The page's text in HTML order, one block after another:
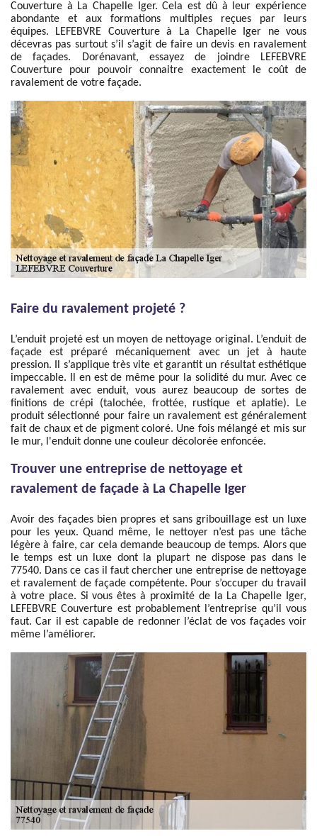
Couverture à La Chapelle Iger. Cela est dû à leur expérience
abondante et aux formations multiples reçues par leurs
équipes. LEFEBVRE Couverture à La Chapelle Iger ne vous
décevras pas surtout s’il s’agit de faire un devis en ravalement
de façades. Dorénavant, essayez de joindre LEFEBVRE
Couverture pour pouvoir connaitre exactement le coût de
ravalement de votre façade.
Faire du ravalement projeté ?
L’enduit projeté est un moyen de nettoyage original. L’enduit de
façade est préparé mécaniquement avec un jet à haute
pression. Il s’applique très vite et garantit un résultat esthétique
impeccable. Il en est de même pour la solidité du mur. Avec ce
ravalement avec enduit, vous aurez beaucoup de sortes de
finitions de crépi (talochée, frottée, rustique et aplatie). Le
produit sélectionné pour faire un ravalement est généralement
fait de chaux et de pigment coloré. Une fois mélangé et mis sur
le mur, l'enduit donne une couleur décolorée enfoncée.
Trouver une entreprise de nettoyage et
ravalement de façade à La Chapelle Iger
Avoir des façades bien propres et sans gribouillage est un luxe
pour les yeux. Quand même, le nettoyer n’est pas une tâche
légère à faire, car cela demande beaucoup de temps. Alors que
le temps est un luxe dont la plupart ne dispose pas dans le
77540. Dans ce cas il faut chercher une entreprise de nettoyage
et ravalement de façade compétente. Pour s’occuper du travail
à votre place. Si vous êtes à proximité de la La Chapelle Iger,
LEFEBVRE Couverture est probablement l’entreprise qu’il vous
faut. Car il est capable de redonner l’éclat de vos façades voir
même l’améliorer.